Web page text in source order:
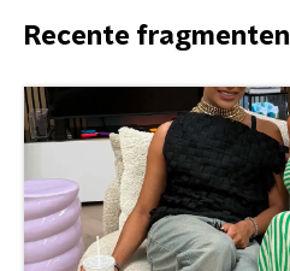
Recente fragmenten